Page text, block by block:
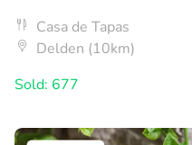
Casa de Tapas
Delden (10km)
Sold: 677